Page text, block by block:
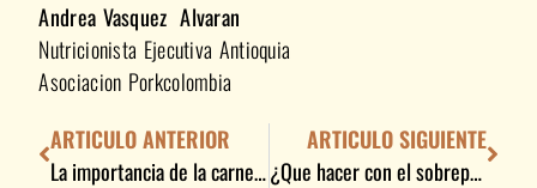
Andrea Vasquez Alvaran
Nutricionista Ejecutiva Antioquia
Asociacion Porkcolombia
ARTICULO ANTERIOR
La importancia de la carne de cerdo en la alimentación saludable
ARTICULO SIGUIENTE
¿Que hacer con el sobrepeso y la obesidad? ¡Ayúdate con la carne de cerdo!